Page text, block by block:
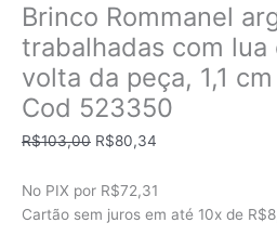
Brinco Rommanel
trabalhadas com lua
volta da peça, 1,1
Cod 523350
R$103,00 O
original
era:
R$80,34
atual
é:
No PIX por R$72,31
Cartão sem juros em até 10x de